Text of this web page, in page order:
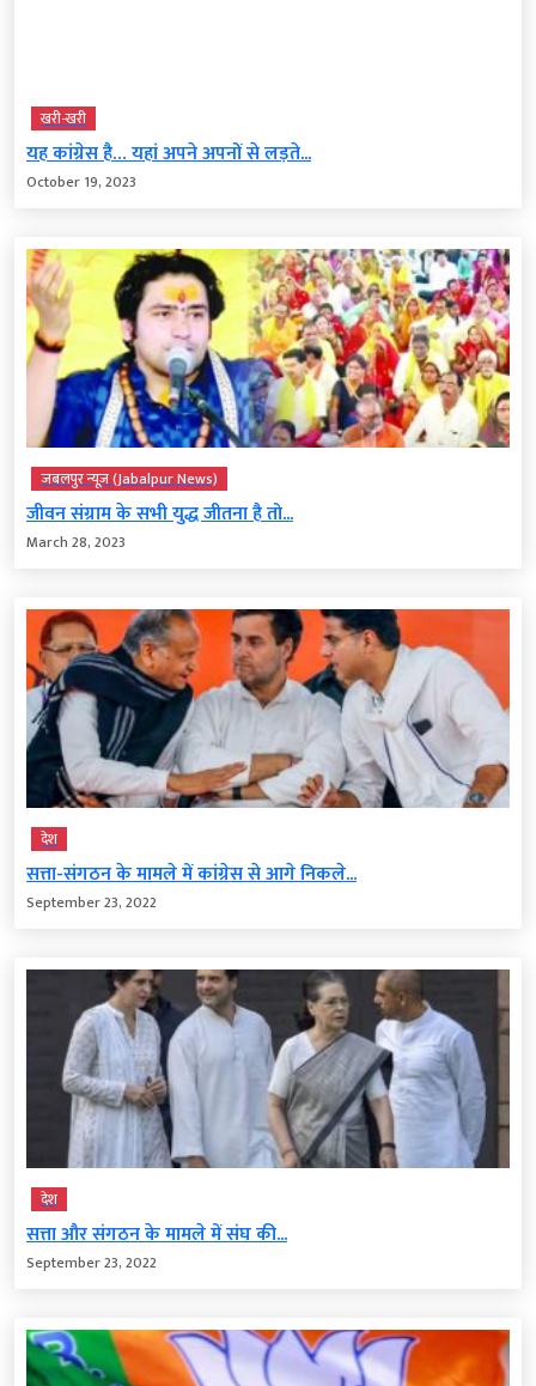
खरी-खरी
यह कांग्रेस है… यहां अपने अपनों से लड़ते...
October 19, 2023
जबलपुर न्यूज़ (Jabalpur News)
जीवन संग्राम के सभी युद्ध जीतना है तो...
March 28, 2023
देश
सत्ता-संगठन के मामले में कांग्रेस से आगे निकले...
September 23, 2022
देश
सत्ता और संगठन के मामले में संघ की...
September 23, 2022